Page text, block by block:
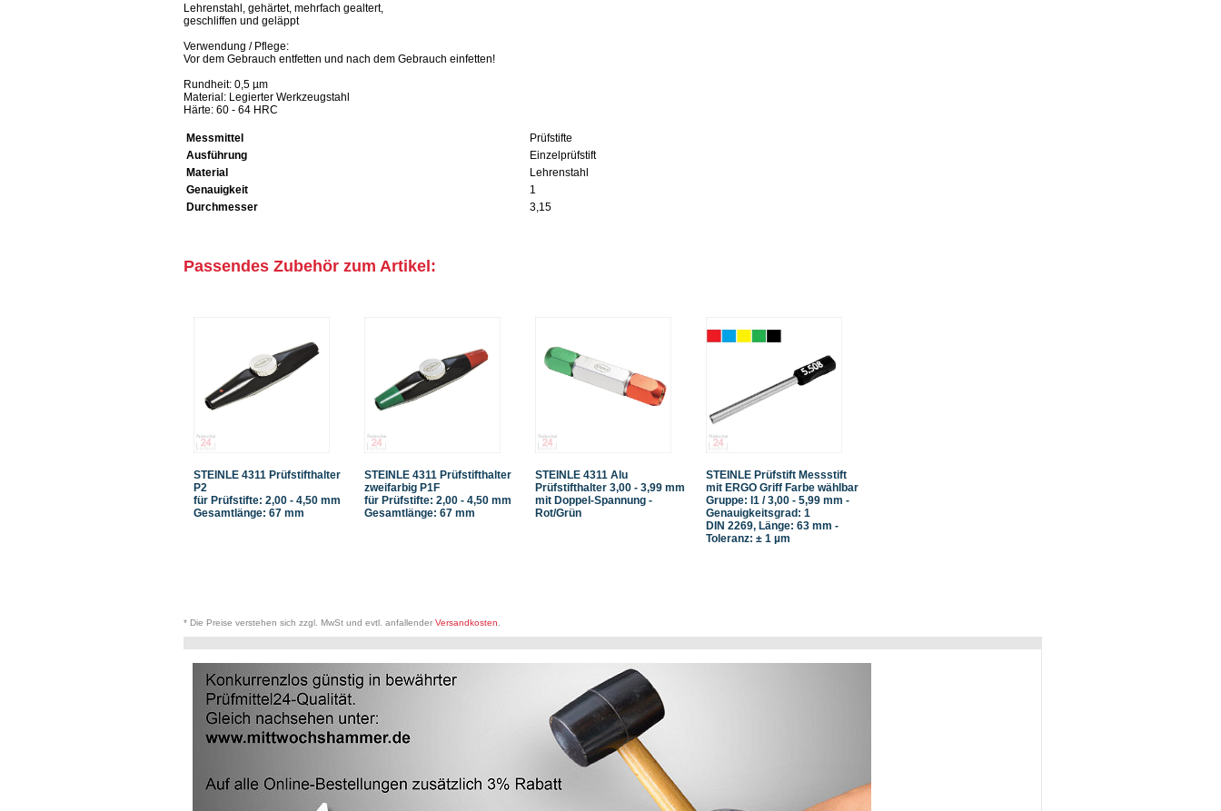
Lehrenstahl, gehärtet, mehrfach gealtert,
geschliffen und geläppt
Verwendung / Pflege:
Vor dem Gebrauch entfetten und nach dem Gebrauch einfetten!
Rundheit: 0,5 µm
Material: Legierter Werkzeugstahl
Härte: 60 - 64 HRC
Messmittel
Prüfstifte
Ausführung
Einzelprüfstift
Material
Lehrenstahl
Genauigkeit
1
Durchmesser
3,15
Passendes Zubehör zum Artikel:
STEINLE 4311 Prüfstifthalter
P2
für Prüfstifte: 2,00 - 4,50 mm
Gesamtlänge: 67 mm
STEINLE 4311 Prüfstifthalter
zweifarbig P1F
für Prüfstifte: 2,00 - 4,50 mm
Gesamtlänge: 67 mm
STEINLE 4311 Alu
Prüfstifthalter 3,00 - 3,99 mm
mit Doppel-Spannung -
Rot/Grün
STEINLE Prüfstift Messstift
mit ERGO Griff Farbe wählbar
Gruppe: I1 / 3,00 - 5,99 mm -
Genauigkeitsgrad: 1
DIN 2269, Länge: 63 mm -
Toleranz: ± 1 µm
* Die Preise verstehen sich zzgl. MwSt und evtl. anfallender Versandkosten